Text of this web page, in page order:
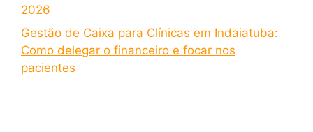
2026
Gestão de Caixa para Clínicas em Indaiatuba:
Como delegar o financeiro e focar nos
pacientes